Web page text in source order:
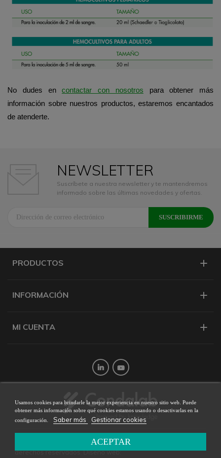
No dudes encontactar con nosotros para obtener más
información sobre nuestros productos, estaremos encantados
de atenderte.
NEWSLETTER
Suscríbete a nuestra newsletter y te mantendremos
informado sobre las últimas novedades y ofertas.
PRODUCTOS
INFORMACIÓN
MI CUENTA
TwitterYouTube
Usamos cookies para brindarle la mejor experiencia en nuestro sitio web. Puede
obtener más información sobre qué cookies estamos usando o desactivarlas en la
configuración.
Saber más Gestionar cookies
ACEPTAR
Copyright © 2026 CONDALAB - Todos los
derechos reservados. Diseño web: